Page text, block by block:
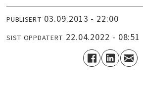
PUBLISERT 03.09.2013 - 22:00
SIST OPPDATERT 22.04.2022 - 08:51